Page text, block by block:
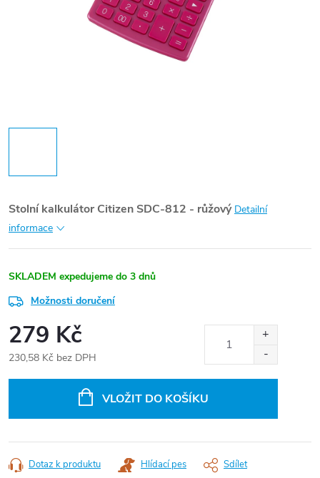
Stolní kalkulátor Citizen SDC-812 - růžový Detailní
informace
SKLADEM expedujeme do 3 dnů
Možnosti doručení
279 Kč
230,58 Kč bez DPH
VLOŽIT DO KOŠÍKU
Dotaz k produktu Hlídací pes Sdílet